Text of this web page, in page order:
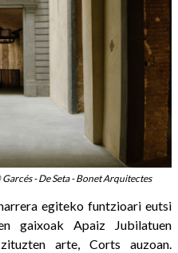
- De Seta - Bonet Arquitectes
egiteko funtzioari eutsi
gaixoak Apaiz Jubilatuen
arte, Corts auzoan.